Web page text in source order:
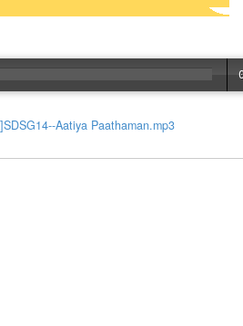
Aatiya Paathaman.mp3